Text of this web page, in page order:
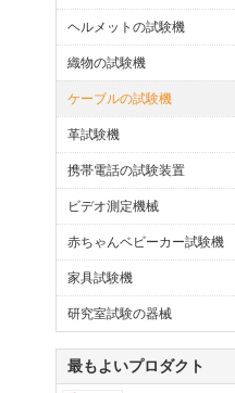
ヘルメットの試験機
織物の試験機
ケーブルの試験機
革試験機
携帯電話の試験装置
ビデオ測定機械
赤ちゃんベビーカー試験機
家具試験機
研究室試験の器械
最もよいプロダクト